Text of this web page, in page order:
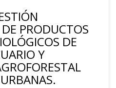
PRODUCTOS
DE
Y